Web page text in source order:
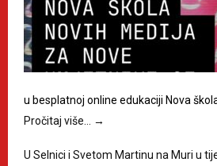
u besplatnoj online edukaciji Nova
Pročitaj više…
→
U Selnici i Svetom Martinu na Muri u